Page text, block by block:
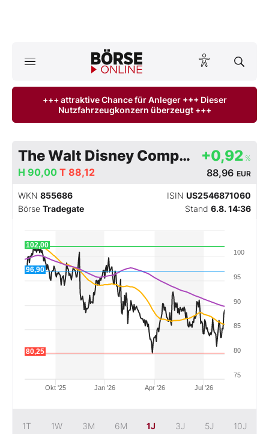
ktuelle Ausgabe BÖRSE ONLINE lesen
Finanz-Check
Abo & Shop
BO-Musterdepots
Experten
+++ attraktive Chance für Anleger +++ Dieser
Nutzfahrzeugkonzern überzeugt +++
The Walt Disney Company +0,92 %
88,96 EUR
H 90,00 T 88,12
WKN 855686 ISIN US2546871060
Börse Tradegate Stand 6.8. 14:36
Jan '26 Jul '26
Okt '25 Apr '26
80
90
100
75
85
95
96,90
80,25
102,00
1T 1W 3M 6M 1J 3J 5J 10J